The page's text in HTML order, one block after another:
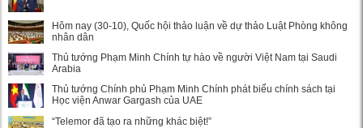
Hôm nay (30-10), Quốc hội thảo luận về dự thảo Luật Phòng không
nhân dân
Thủ tướng Phạm Minh Chính tự hào về người Việt Nam tại Saudi
Arabia
Thủ tướng Chính phủ Phạm Minh Chính phát biểu chính sách tại
Học viện Anwar Gargash của UAE
“Telemor đã tạo ra những khác biệt!”